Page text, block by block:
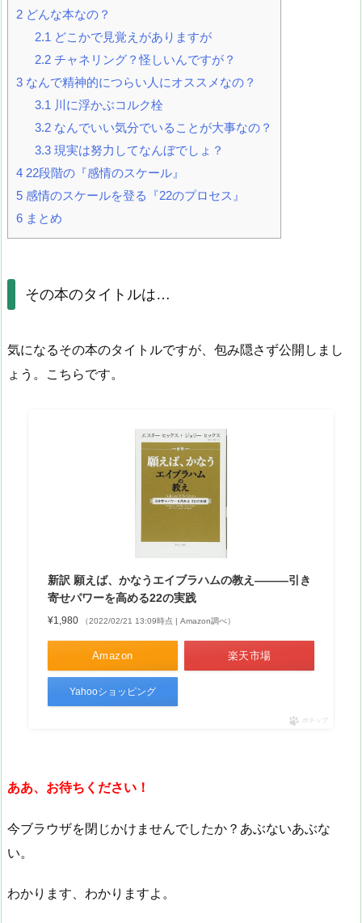
2 どんな本なの？
2.1 どこかで見覚えがありますが
2.2チャネリング？怪しいんですが？
3 なんで精神的につらい人にオススメなの？
3.1 川に浮かぶコルク栓
3.2なんでいい気分でいることが大事なの？
3.3現実は努力してなんぼでしょ？
4 22段階の『感情のスケール』
5 感情のスケールを登る『22のプロセス』
6 まとめ
その本のタイトルは…
気になるその本のタイトルですが、包み隠さず公開しまし
ょう。こちらです。
新訳 願えば、かなうエイブラハムの教え―――引き
寄せパワーを高める22の実践
¥1,980 （2022/02/21 13:09時点 | Amazon調べ）
Amazon 楽天市場
Yahooショッピング
ポチップ
ああ、 お待ちください！
今ブラウザを閉じかけませんでしたか？あぶないあぶな
い。
わかります、わかりますよ。